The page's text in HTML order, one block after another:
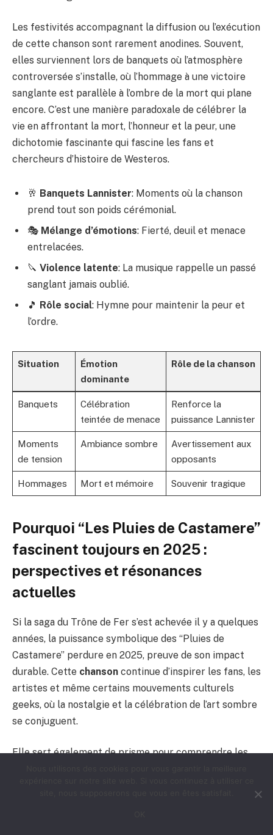
Les festivités accompagnant la diffusion ou l’exécution
de cette chanson sont rarement anodines. Souvent,
elles surviennent lors de banquets où l’atmosphère
controversée s’installe, où l’hommage à une victoire
sanglante est parallèle à l’ombre de la mort qui plane
encore. C’est une manière paradoxale de célébrer la
vie en affrontant la mort, l’honneur et la peur, une
dichotomie fascinante qui fascine les fans et
chercheurs d’histoire de Westeros.
🥂 Banquets Lannister: Moments où la chanson
prend tout son poids cérémonial.
🎭 Mélange d’émotions: Fierté, deuil et menace
entrelacées.
🔪 Violence latente: La musique rappelle un passé
sanglant jamais oublié.
🎵 Rôle social: Hymne pour maintenir la peur et
l’ordre.
Situation
Émotion
dominante
Rôle de la chanson
Banquets
Célébration
teintée de menace
Renforce la
puissance Lannister
Moments
de tension
Ambiance sombre
Avertissement aux
opposants
Hommages Mort et mémoire Souvenir tragique
Pourquoi “Les Pluies de Castamere”
fascinent toujours en 2025 :
perspectives et résonances
actuelles
Si la saga du Trône de Fer s’est achevée il y a quelques
années, la puissance symbolique des “Pluies de
Castamere” perdure en 2025, preuve de son impact
durable. Cette chanson continue d’inspirer les fans, les
artistes et même certains mouvements culturels
geeks, où la nostalgie et la célébration de l’art sombre
se conjuguent.
Elle sert également de prisme pour comprendre les